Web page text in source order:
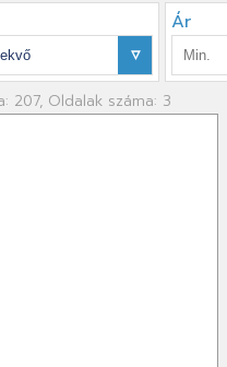
Ár
207, Oldalak száma: 3